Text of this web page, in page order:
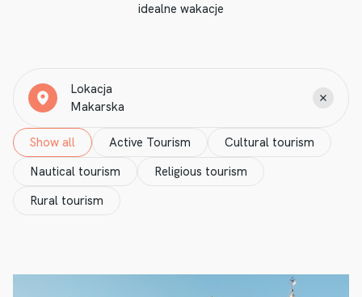
idealne wakacje
Lokacja
Show all Active Tourism
Cultural tourism
Nautical tourism
Religious tourism
Rural tourism